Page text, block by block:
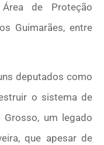
de Proteção
Guimarães, entre
deputados como
o sistema de
um legado
que apesar de